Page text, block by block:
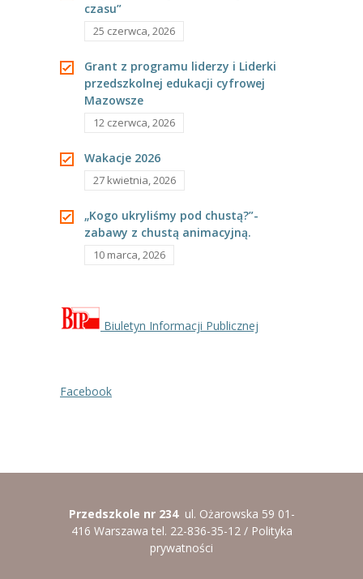
czasu”
25 czerwca, 2026
Grant z programu liderzy i Liderki
przedszkolnej edukacji cyfrowej
Mazowsze
12 czerwca, 2026
Wakacje 2026
27 kwietnia, 2026
„Kogo ukryliśmy pod chustą?”-
zabawy z chustą animacyjną.
10 marca, 2026
Biuletyn Informacji Publicznej
Facebook
Przedszkole nr 234 ul. Ożarowska 59 01-
416 Warszawa tel. 22-836-35-12 / Polityka
prywatności